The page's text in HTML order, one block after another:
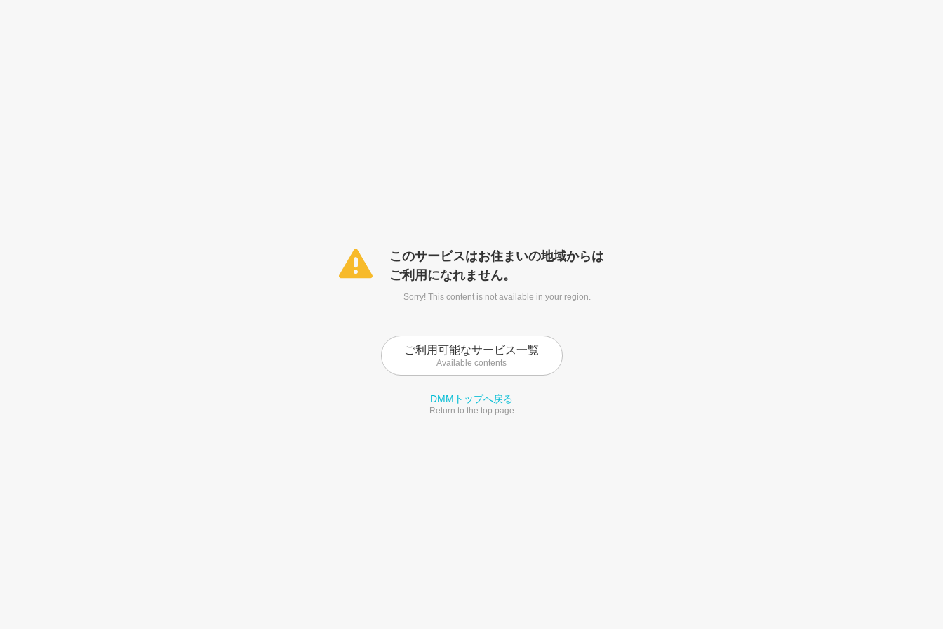
このサービスはお住まいの地域からは
ご利用になれません。
Sorry! This content is not available in your region.
ご利用可能なサービス一覧
Available contents
DMMトップへ戻る
Return to the top page